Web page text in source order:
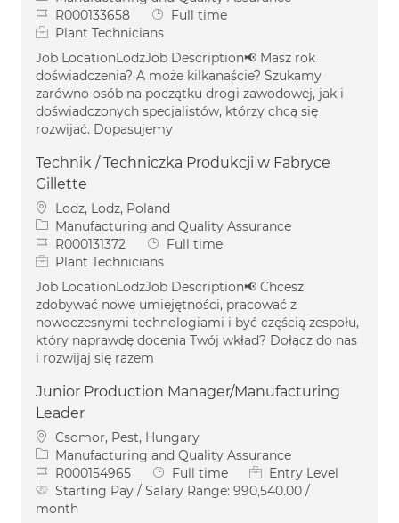
Job IdR000133658 Job Type
Full time
Plant Technicians
Job LocationLodzJob Description📢 Masz rok
doświadczenia? A może kilkanaście? Szukamy
zarówno osób na początku drogi zawodowej, jak i
doświadczonych specjalistów, którzy chcą się
rozwijać. Dopasujemy
Technik / Techniczka Produkcji w Fabryce
Gillette
Location
Lodz, Lodz, Poland
Category
Manufacturing and Quality Assurance
Job IdR000131372 Job Type
Full time
Plant Technicians
Job LocationLodzJob Description📢 Chcesz
zdobywać nowe umiejętności, pracować z
nowoczesnymi technologiami i być częścią zespołu,
który naprawdę docenia Twój wkład? Dołącz do nas
i rozwijaj się razem
Junior Production Manager/Manufacturing
Leader
Location
Csomor, Pest, Hungary
Category
Manufacturing and Quality Assurance
Job IdR000154965 Job Type
Full time
Entry Level
Starting Pay / Salary Range: 990,540.00 /
month